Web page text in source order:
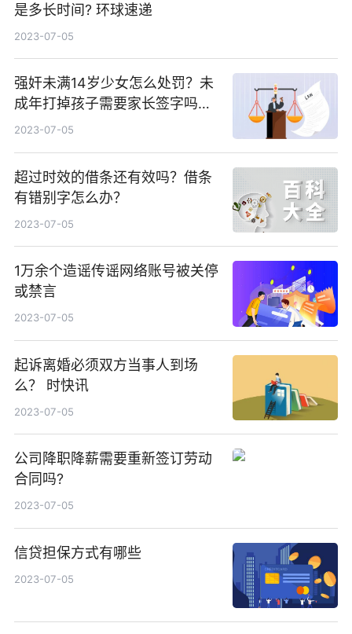
是多长时间? 环球速递
2023-07-05
强奸未满14岁少女怎么处罚？未
成年打掉孩子需要家长签字吗？_
世界热讯
2023-07-05
超过时效的借条还有效吗？借条
有错别字怎么办？
2023-07-05
1万余个造谣传谣网络账号被关停
或禁言
2023-07-05
起诉离婚必须双方当事人到场
么？ 时快讯
2023-07-05
公司降职降薪需要重新签订劳动
合同吗?
2023-07-05
信贷担保方式有哪些
2023-07-05